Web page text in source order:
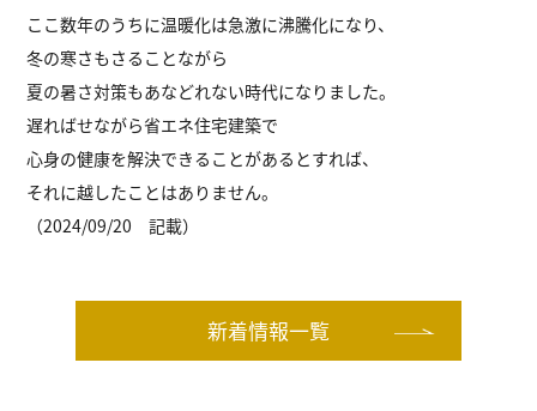
ここ数年のうちに温暖化は急激に沸騰化になり、
冬の寒さもさることながら
夏の暑さ対策もあなどれない時代になりました。
遅ればせながら省エネ住宅建築で
心身の健康を解決できることがあるとすれば、
それに越したことはありません。
（2024/09/20 記載）
新着情報一覧